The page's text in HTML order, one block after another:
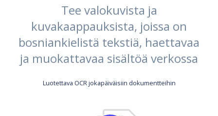
Tee valokuvista ja
kuvakaappauksista, joissa on
bosniankielistä tekstiä, haettavaa
ja muokattavaa sisältöä verkossa
Luotettava OCR jokapäiväisiin dokumentteihin